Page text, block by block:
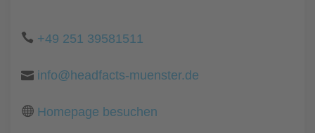
+49 251 39581511
info@headfacts-muenster.de
Homepage besuchen